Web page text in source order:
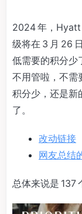
2024 年，Hyatt
级将在 3 月 26
低需要的积分少
不用管啦，不需
积分少，还是新
了。
改动链接
网友总结
总体来说是 137